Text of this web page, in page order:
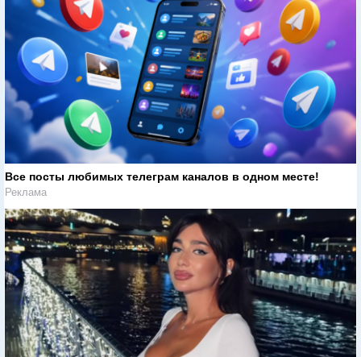
Все посты любимых телеграм каналов в одном месте!
Реклама